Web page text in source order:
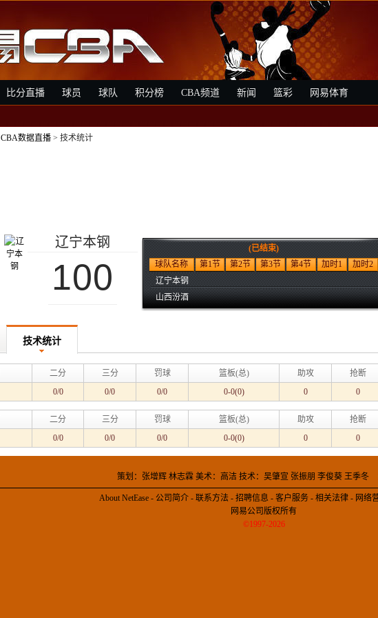
比分直播 球员 球队 积分榜 CBA频道 新闻 篮彩 网易体育
CBA数据直播 > 技术统计
辽宁本钢
100
(已结束)
球队名称
第1节 第2节 第3节 第4节 加时1
加时2
辽宁本钢
山西汾酒
技术统计
二分 三分 罚球 篮板(总) 助攻 抢断
0/0 0/0 0/0 0-0(0) 0 0
二分 三分 罚球 篮板(总) 助攻 抢断
0/0 0/0 0/0 0-0(0) 0 0
策划：张增辉 林志霖 美术：高洁 技术：吴肇宣 张振朋 李俊葵 王季冬
About NetEase - 公司简介 - 联系方法 - 招聘信息 - 客户服务 - 相关法律 - 网络
网易公司版权所有
©1997-2026